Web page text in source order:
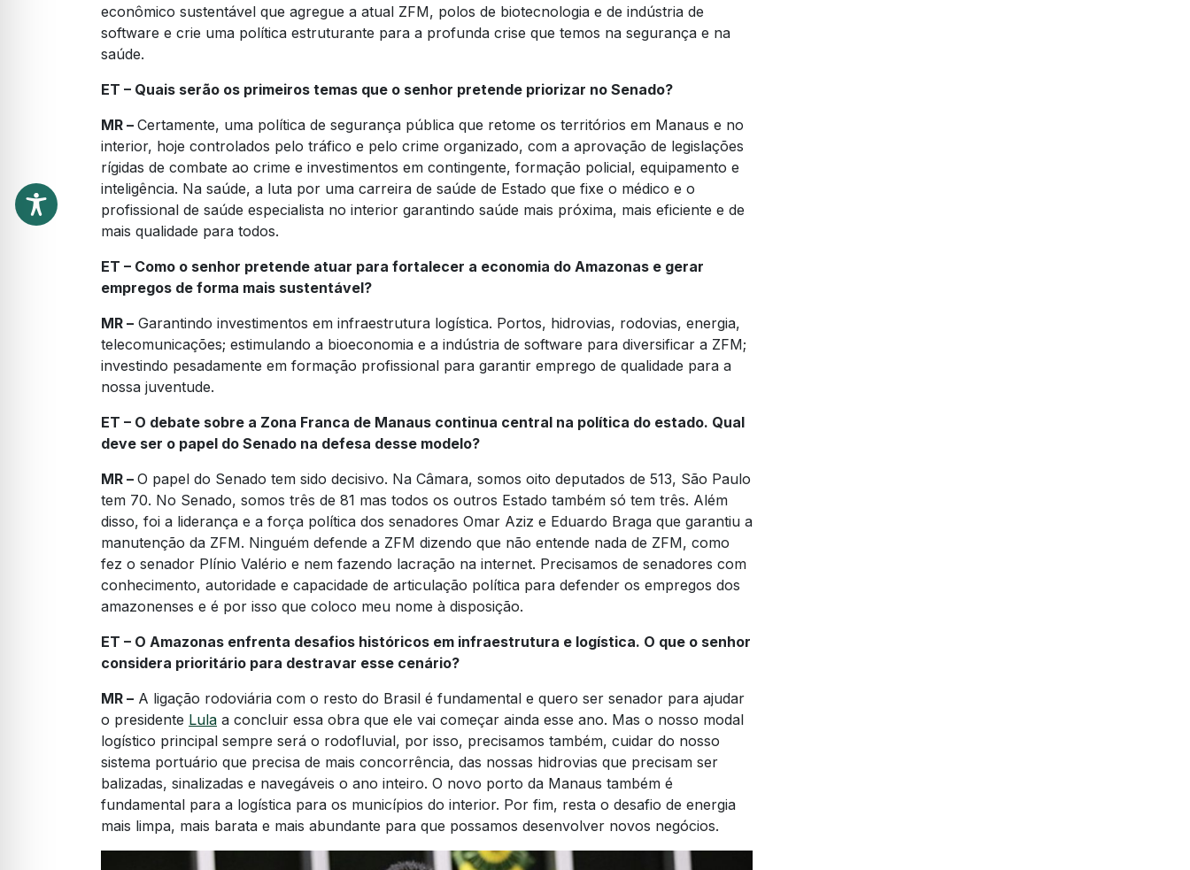
econômico sustentável que agregue a atual ZFM, polos de biotecnologia e de indústria de
software e crie uma política estruturante para a profunda crise que temos na segurança e na
saúde.
ET – Quais serão os primeiros temas que o senhor pretende priorizar no Senado?
MR – Certamente, uma política de segurança pública que retome os territórios em Manaus e no
interior, hoje controlados pelo tráfico e pelo crime organizado, com a aprovação de legislações
rígidas de combate ao crime e investimentos em contingente, formação policial, equipamento e
inteligência. Na saúde, a luta por uma carreira de saúde de Estado que fixe o médico e o
profissional de saúde especialista no interior garantindo saúde mais próxima, mais eficiente e de
mais qualidade para todos.
ET – Como o senhor pretende atuar para fortalecer a economia do Amazonas e gerar
empregos de forma mais sustentável?
MR – Garantindo investimentos em infraestrutura logística. Portos, hidrovias, rodovias, energia,
telecomunicações; estimulando a bioeconomia e a indústria de software para diversificar a ZFM;
investindo pesadamente em formação profissional para garantir emprego de qualidade para a
nossa juventude.
ET – O debate sobre a Zona Franca de Manaus continua central na política do estado. Qual
deve ser o papel do Senado na defesa desse modelo?
MR – O papel do Senado tem sido decisivo. Na Câmara, somos oito deputados de 513, São Paulo
tem 70. No Senado, somos três de 81 mas todos os outros Estado também só tem três. Além
disso, foi a liderança e a força política dos senadores Omar Aziz e Eduardo Braga que garantiu a
manutenção da ZFM. Ninguém defende a ZFM dizendo que não entende nada de ZFM, como
fez o senador Plínio Valério e nem fazendo lacração na internet. Precisamos de senadores com
conhecimento, autoridade e capacidade de articulação política para defender os empregos dos
amazonenses e é por isso que coloco meu nome à disposição.
ET – O Amazonas enfrenta desafios históricos em infraestrutura e logística. O que o senhor
considera prioritário para destravar esse cenário?
MR – A ligação rodoviária com o resto do Brasil é fundamental e quero ser senador para ajudar
o presidente Lula a concluir essa obra que ele vai começar ainda esse ano. Mas o nosso modal
logístico principal sempre será o rodofluvial, por isso, precisamos também, cuidar do nosso
sistema portuário que precisa de mais concorrência, das nossas hidrovias que precisam ser
balizadas, sinalizadas e navegáveis o ano inteiro. O novo porto da Manaus também é
fundamental para a logística para os municípios do interior. Por fim, resta o desafio de energia
mais limpa, mais barata e mais abundante para que possamos desenvolver novos negócios.